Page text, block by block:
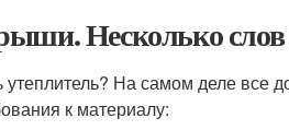
Несколько
На самом деле все
к материалу: